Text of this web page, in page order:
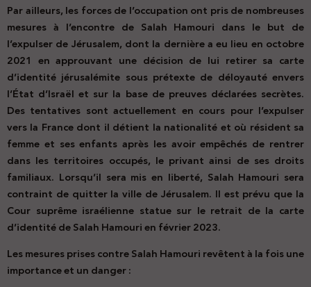
Par ailleurs, les forces de l’occupation ont pris de nombreuses
mesures à l’encontre de Salah Hamouri dans le but de
l’expulser de Jérusalem, dont la dernière a eu lieu en octobre
2021 en approuvant une décision de lui retirer sa carte
d’identité jérusalémite sous prétexte de déloyauté envers
l’État d’Israël et sur la base de preuves déclarées secrètes.
Des tentatives sont actuellement en cours pour l’expulser
vers la France dont il détient la nationalité et où résident sa
femme et ses enfants après les avoir empêchés de rentrer
dans les territoires occupés, le privant ainsi de ses droits
familiaux. Lorsqu’il sera mis en liberté, Salah Hamouri sera
contraint de quitter la ville de Jérusalem. Il est prévu que la
Cour suprême israélienne statue sur le retrait de la carte
d’identité de Salah Hamouri en février 2023.
Les mesures prises contre Salah Hamouri revêtent à la fois une
importance et un danger :